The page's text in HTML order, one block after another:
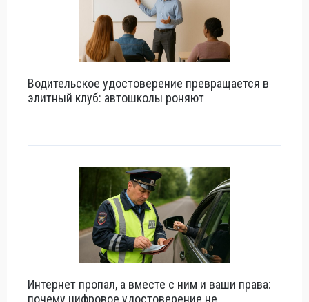
Водительское удостоверение превращается в
элитный клуб: автошколы роняют
...
Интернет пропал, а вместе с ним и ваши права:
почему цифровое удостоверение не